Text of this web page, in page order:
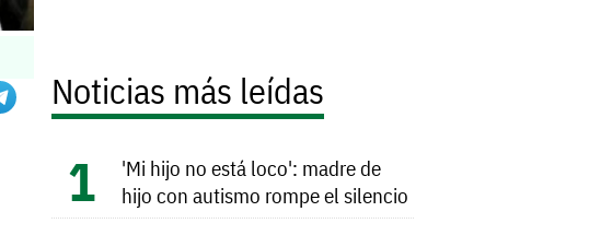
Noticias más leídas
'Mi hijo no está loco': madre de
hijo con autismo rompe el silencio